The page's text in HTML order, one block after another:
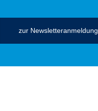
zur Newsletteranmeldung